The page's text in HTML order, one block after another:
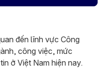
đến lĩnh vực Công
công việc, mức
ở Việt Nam hiện nay.